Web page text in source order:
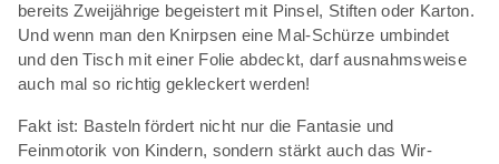
bereits Zweijährige begeistert mit Pinsel, Stiften oder Karton.
Und wenn man den Knirpsen eine Mal-Schürze umbindet
und den Tisch mit einer Folie abdeckt, darf ausnahmsweise
auch mal so richtig gekleckert werden!
Fakt ist: Basteln fördert nicht nur die Fantasie und
Feinmotorik von Kindern, sondern stärkt auch das Wir-